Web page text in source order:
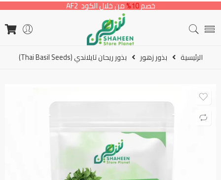
خصم10% من خلال الكود AF2
الرئيسية بذور زهور بذور ريحان تايلاندي (Thai Basil Seeds)